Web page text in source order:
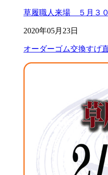
草履職人来場 ５月３０
2020年05月23日
オーダーゴム交換すげ